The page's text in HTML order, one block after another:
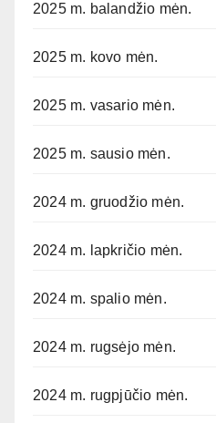
2025 m. balandžio mėn.
2025 m. kovo mėn.
2025 m. vasario mėn.
2025 m. sausio mėn.
2024 m. gruodžio mėn.
2024 m. lapkričio mėn.
2024 m. spalio mėn.
2024 m. rugsėjo mėn.
2024 m. rugpjūčio mėn.